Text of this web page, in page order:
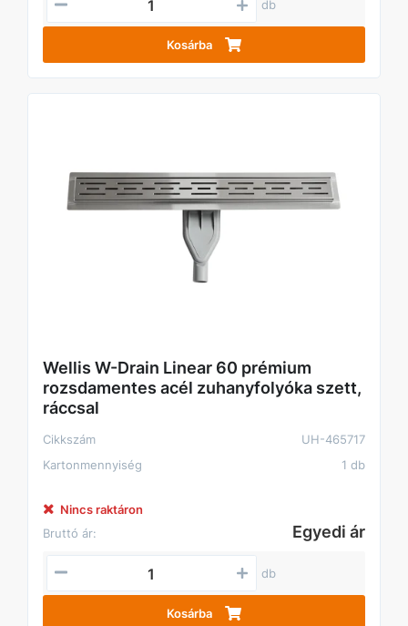
db
Kosárba
Wellis W-Drain Linear 60 prémium
rozsdamentes acél zuhanyfolyóka szett,
ráccsal
Cikkszám
UH-465717
Kartonmennyiség
1 db
Nincs raktáron
Bruttó ár:
Egyedi ár
db
Kosárba